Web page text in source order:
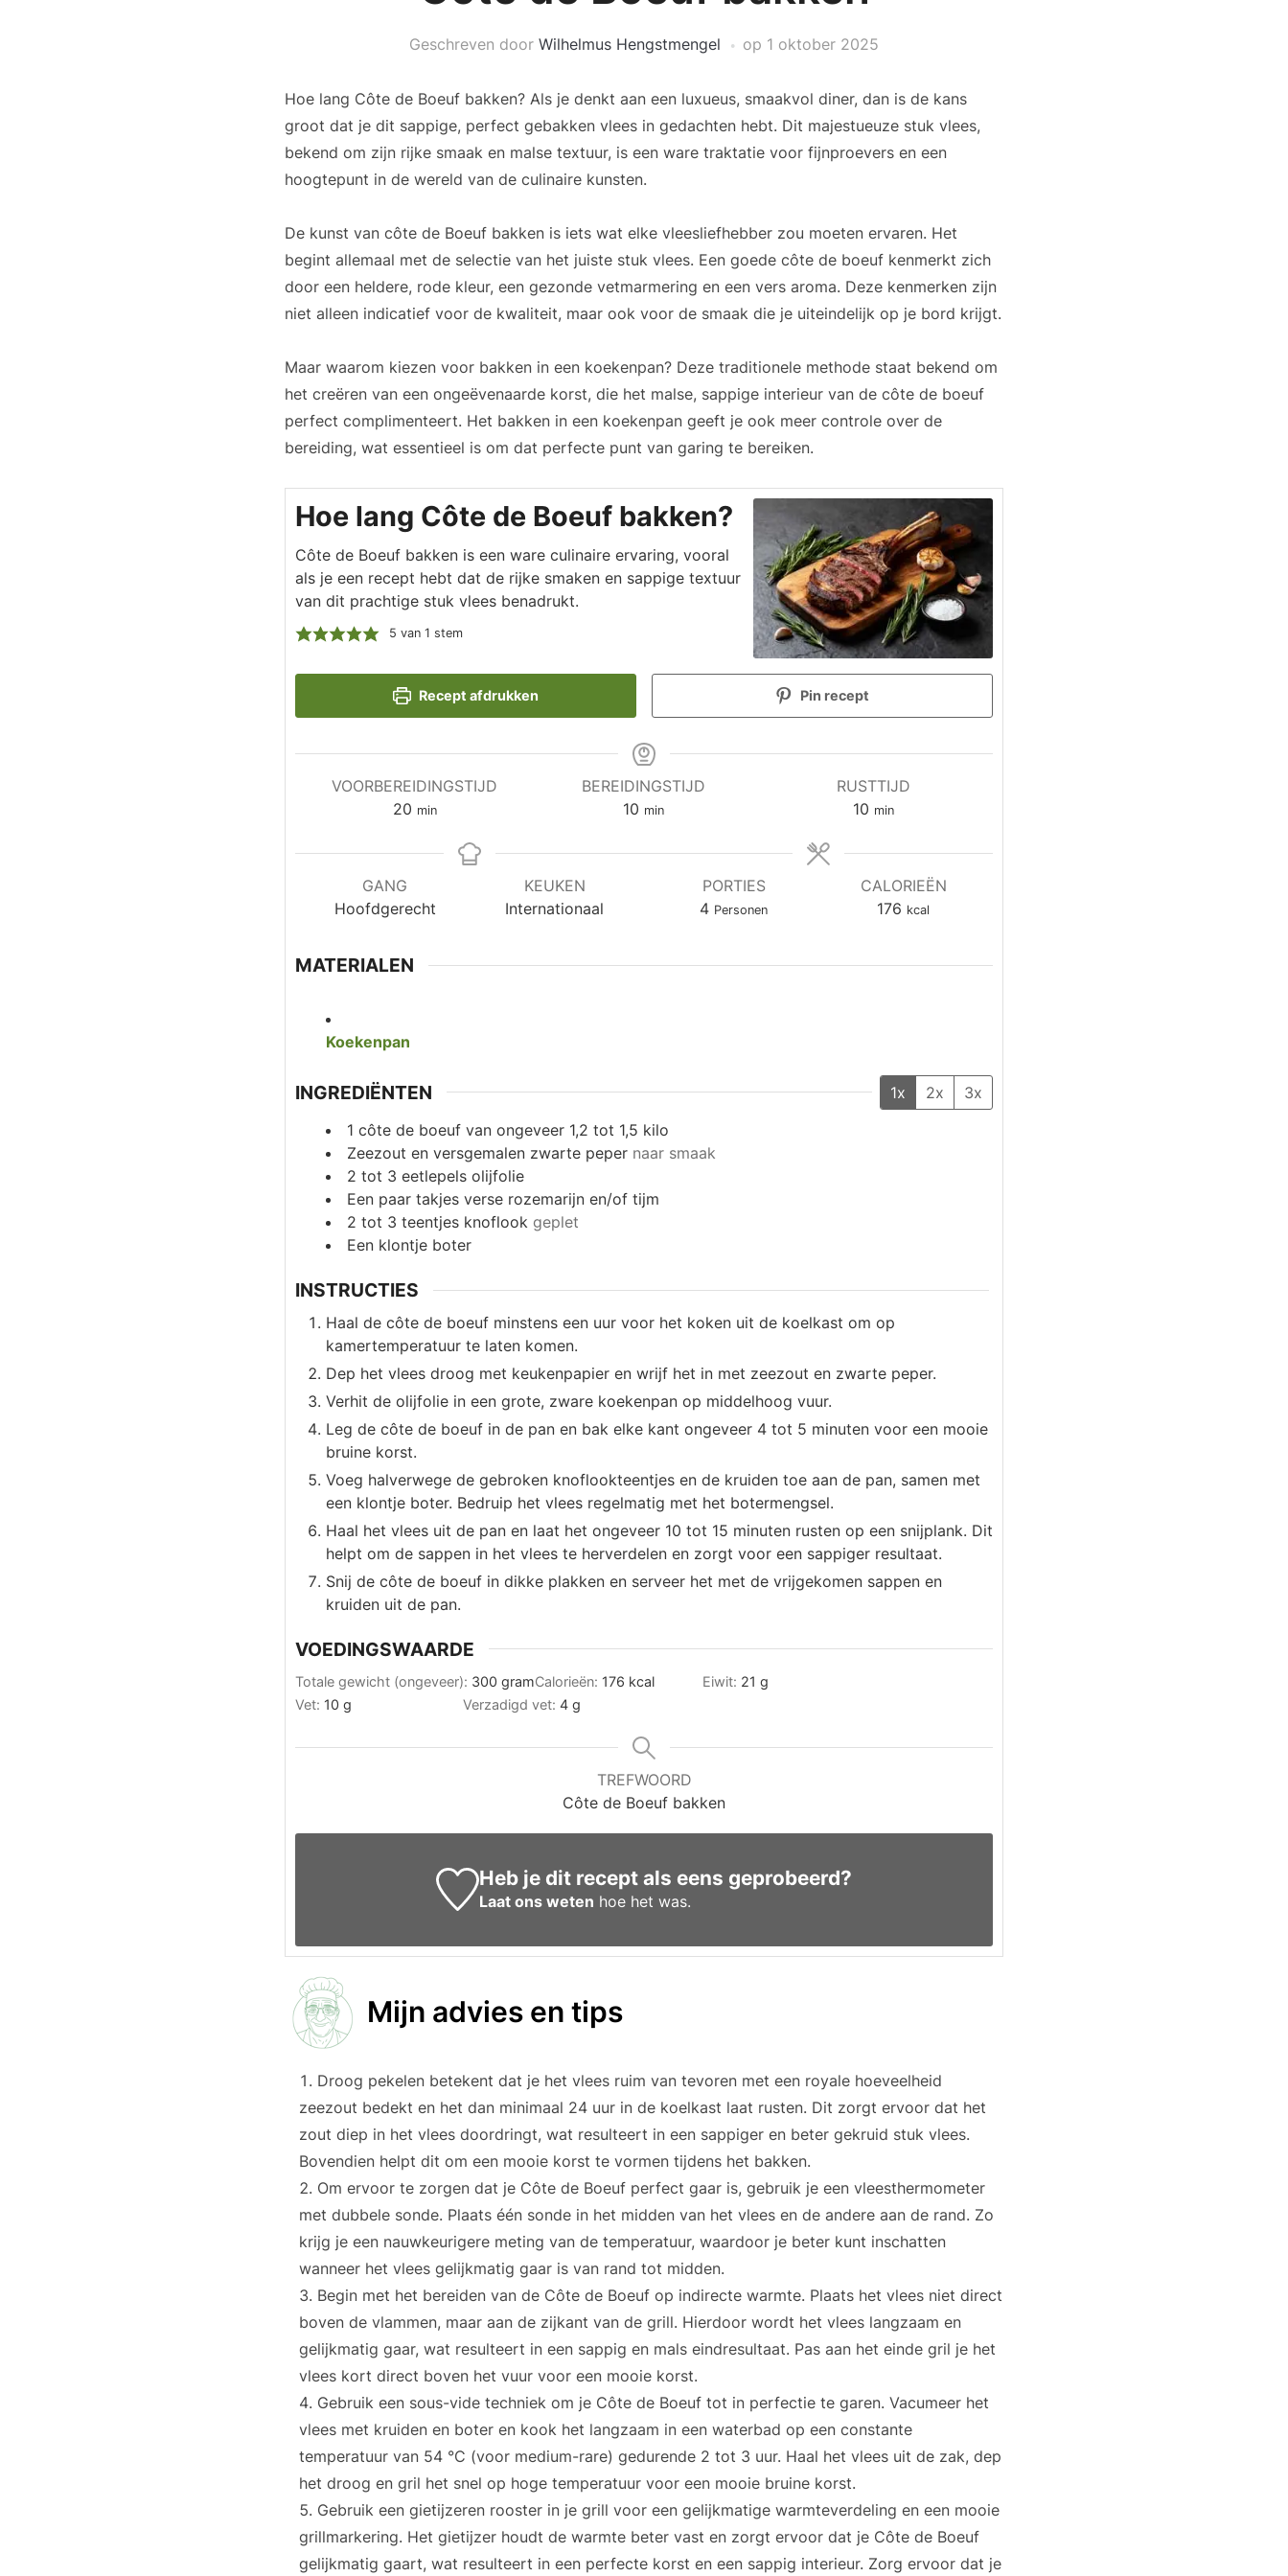
Geschreven door Wilhelmus Hengstmengel op 1 oktober 2025
Hoe lang Côte de Boeuf bakken? Als je denkt aan een luxueus, smaakvol diner, dan is de kans
groot dat je dit sappige, perfect gebakken vlees in gedachten hebt. Dit majestueuze stuk vlees,
bekend om zijn rijke smaak en malse textuur, is een ware traktatie voor fijnproevers en een
hoogtepunt in de wereld van de culinaire kunsten.
De kunst van côte de Boeuf bakken is iets wat elke vleesliefhebber zou moeten ervaren. Het
begint allemaal met de selectie van het juiste stuk vlees. Een goede côte de boeuf kenmerkt zich
door een heldere, rode kleur, een gezonde vetmarmering en een vers aroma. Deze kenmerken zijn
niet alleen indicatief voor de kwaliteit, maar ook voor de smaak die je uiteindelijk op je bord krijgt.
Maar waarom kiezen voor bakken in een koekenpan? Deze traditionele methode staat bekend om
het creëren van een ongeëvenaarde korst, die het malse, sappige interieur van de côte de boeuf
perfect complimenteert. Het bakken in een koekenpan geeft je ook meer controle over de
bereiding, wat essentieel is om dat perfecte punt van garing te bereiken.
Hoe lang Côte de Boeuf bakken?
Côte de Boeuf bakken is een ware culinaire ervaring, vooral
als je een recept hebt dat de rijke smaken en sappige textuur
van dit prachtige stuk vlees benadrukt.
5 van 1 stem
Recept afdrukken Pin recept
VOORBEREIDINGSTIJD
20minuten
min
BEREIDINGSTIJD
10 minuten
min
RUSTTIJD
10minuten
min
GANG
Hoofdgerecht
KEUKEN
Internationaal
PORTIES
4 Personen
CALORIEËN
176 kcal
MATERIALEN
Koekenpan
INGREDIËNTEN 1x 2x
3x
1 côte de boeuf van ongeveer 1,2 tot 1,5 kilo
Zeezout en versgemalen zwarte peper naar smaak
2 tot 3 eetlepels olijfolie
Een paar takjes verse rozemarijn en/of tijm
2 tot 3 teentjes knoflook geplet
Een klontje boter
INSTRUCTIES
Haal de côte de boeuf minstens een uur voor het koken uit de koelkast om op
kamertemperatuur te laten komen.
Dep het vlees droog met keukenpapier en wrijf het in met zeezout en zwarte peper.
Verhit de olijfolie in een grote, zware koekenpan op middelhoog vuur.
Leg de côte de boeuf in de pan en bak elke kant ongeveer 4 tot 5 minuten voor een mooie
bruine korst.
Voeg halverwege de gebroken knoflookteentjes en de kruiden toe aan de pan, samen met
een klontje boter. Bedruip het vlees regelmatig met het botermengsel.
Haal het vlees uit de pan en laat het ongeveer 10 tot 15 minuten rusten op een snijplank. Dit
helpt om de sappen in het vlees te herverdelen en zorgt voor een sappiger resultaat.
Snij de côte de boeuf in dikke plakken en serveer het met de vrijgekomen sappen en
kruiden uit de pan.
VOEDINGSWAARDE
Totale gewicht (ongeveer): 300 gramCalorieën: 176 kcal Eiwit: 21 g
Vet: 10 g Verzadigd vet: 4 g
TREFWOORD
Côte de Boeuf bakken
Heb je dit recept als eens geprobeerd?
Laat ons weten hoe het was.
Mijn advies en tips
Droog pekelen betekent dat je het vlees ruim van tevoren met een royale hoeveelheid
zeezout bedekt en het dan minimaal 24 uur in de koelkast laat rusten. Dit zorgt ervoor dat het
zout diep in het vlees doordringt, wat resulteert in een sappiger en beter gekruid stuk vlees.
Bovendien helpt dit om een mooie korst te vormen tijdens het bakken.
Om ervoor te zorgen dat je Côte de Boeuf perfect gaar is, gebruik je een vleesthermometer
met dubbele sonde. Plaats één sonde in het midden van het vlees en de andere aan de rand. Zo
krijg je een nauwkeurigere meting van de temperatuur, waardoor je beter kunt inschatten
wanneer het vlees gelijkmatig gaar is van rand tot midden.
Begin met het bereiden van de Côte de Boeuf op indirecte warmte. Plaats het vlees niet direct
boven de vlammen, maar aan de zijkant van de grill. Hierdoor wordt het vlees langzaam en
gelijkmatig gaar, wat resulteert in een sappig en mals eindresultaat. Pas aan het einde gril je het
vlees kort direct boven het vuur voor een mooie korst.
Gebruik een sous-vide techniek om je Côte de Boeuf tot in perfectie te garen. Vacumeer het
vlees met kruiden en boter en kook het langzaam in een waterbad op een constante
temperatuur van 54 °C (voor medium-rare) gedurende 2 tot 3 uur. Haal het vlees uit de zak, dep
het droog en gril het snel op hoge temperatuur voor een mooie bruine korst.
Gebruik een gietijzeren rooster in je grill voor een gelijkmatige warmteverdeling en een mooie
grillmarkering. Het gietijzer houdt de warmte beter vast en zorgt ervoor dat je Côte de Boeuf
gelijkmatig gaart, wat resulteert in een perfecte korst en een sappig interieur. Zorg ervoor dat je